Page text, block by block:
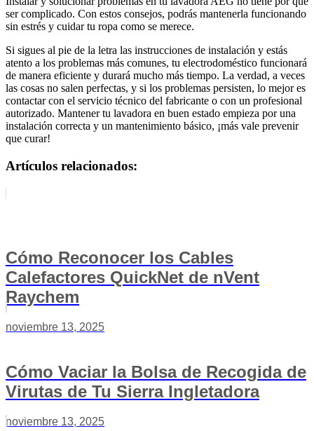
ser complicado. Con estos consejos, podrás mantenerla funcionando
sin estrés y cuidar tu ropa como se merece.
Si sigues al pie de la letra las instrucciones de instalación y estás
atento a los problemas más comunes, tu electrodoméstico funcionará
de manera eficiente y durará mucho más tiempo. La verdad, a veces
las cosas no salen perfectas, y si los problemas persisten, lo mejor es
contactar con el servicio técnico del fabricante o con un profesional
autorizado. Mantener tu lavadora en buen estado empieza por una
instalación correcta y un mantenimiento básico, ¡más vale prevenir
que curar!
Artículos relacionados:
Cómo Reconocer los Cables
Calefactores QuickNet de nVent
Raychem
noviembre 13, 2025
Cómo Vaciar la Bolsa de Recogida de
Virutas de Tu Sierra Ingletadora
noviembre 13, 2025